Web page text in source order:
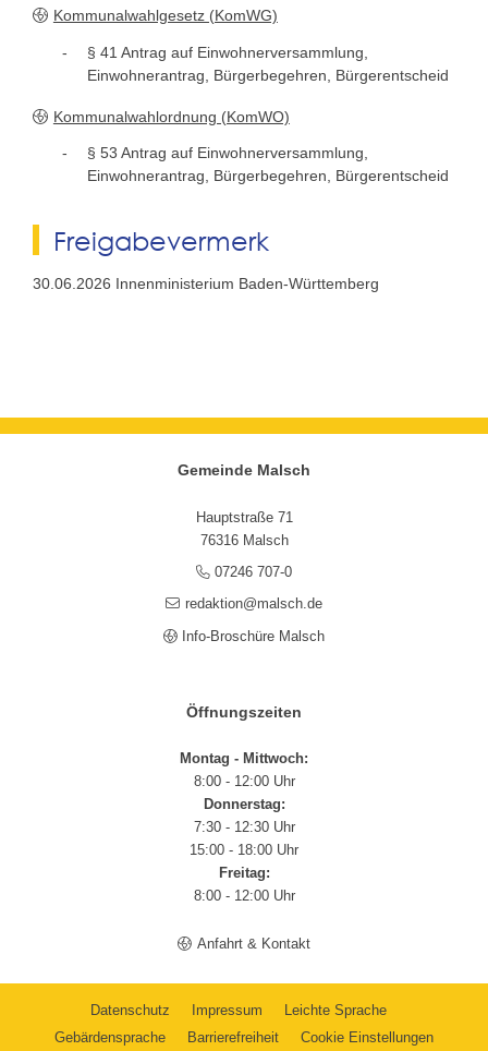
Kommunalwahlgesetz (KomWG)
§ 41 Antrag auf Einwohnerversammlung,
Einwohnerantrag, Bürgerbegehren, Bürgerentscheid
Kommunalwahlordnung (KomWO)
§ 53 Antrag auf Einwohnerversammlung,
Einwohnerantrag, Bürgerbegehren, Bürgerentscheid
Freigabevermerk
30.06.2026 Innenministerium Baden-Württemberg
Gemeinde Malsch
Hauptstraße 71
76316 Malsch
07246 707-0
redaktion@malsch.de
Info-Broschüre Malsch
Öffnungszeiten
Montag - Mittwoch:
8:00 - 12:00 Uhr
Donnerstag:
7:30 - 12:30 Uhr
15:00 - 18:00 Uhr
Freitag:
8:00 - 12:00 Uhr
Anfahrt & Kontakt
Datenschutz Impressum
Leichte Sprache
Gebärdensprache
Barrierefreiheit Cookie Einstellungen